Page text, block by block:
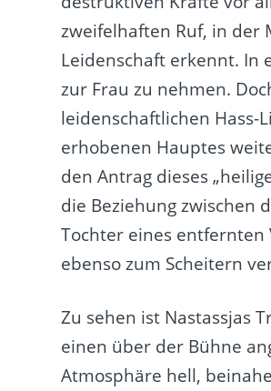
zweifelhaften Ruf, in der
Leidenschaft erkennt. In
zur Frau zu nehmen.
leidenschaftlichen Hass-
erhobenen Hauptes
den Antrag dieses
die Beziehung zwischen
Tochter eines entfernten
ebenso zum Scheitern
Zu sehen ist Nastassjas
einen über der Bühne
Atmosphäre hell,